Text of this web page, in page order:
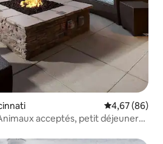
Évaluation
4,67 (86)
acceptés, petit déjeuner